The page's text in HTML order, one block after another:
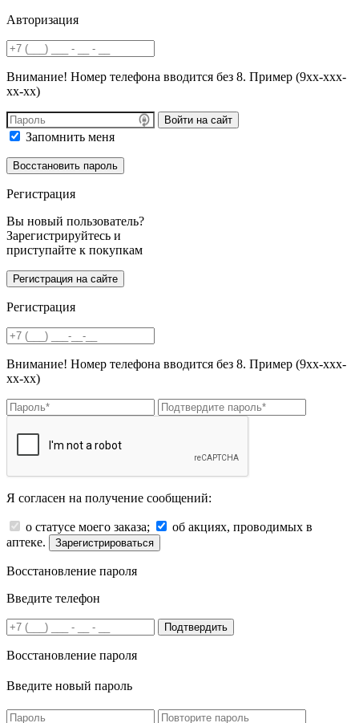
Авторизация
Внимание! Номер телефона вводится без 8. Пример (9хх-ххх-
хх-хх)
Войти на сайт
Запомнить меня
Регистрация
Вы новый пользователь?
Зарегистрируйтесь и
приступайте к покупкам
Регистрация
Внимание! Номер телефона вводится без 8. Пример (9хх-ххх-
хх-хх)
Я согласен на получение сообщений:
о статусе моего заказа;
об акциях, проводимых в
аптеке.
Зарегистрироваться
Восстановление пароля
Введите телефон
Подтвердить
Восстановление пароля
Введите новый пароль